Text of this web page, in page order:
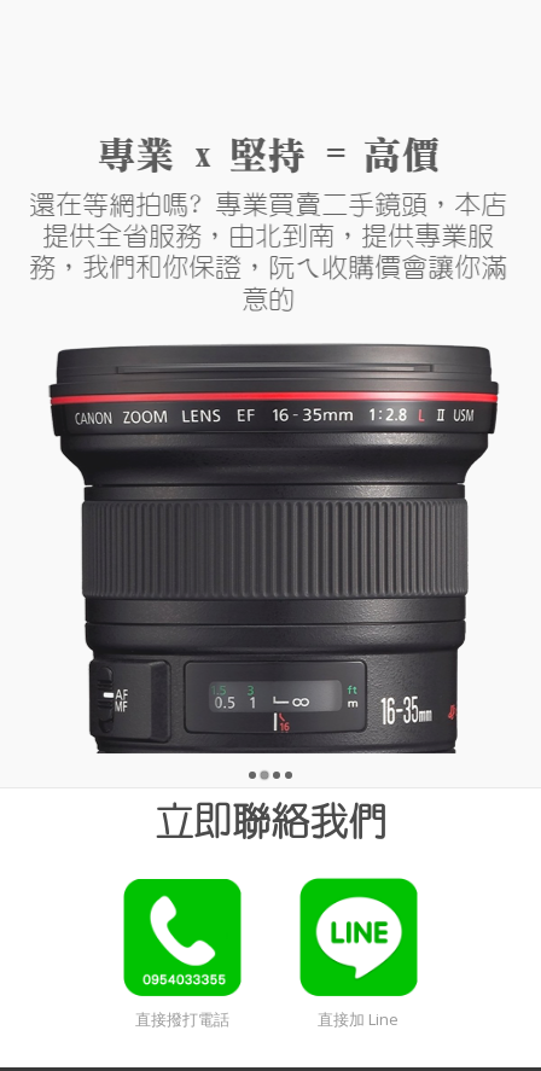
••••
專業 x 堅持 = 高價
還在等網拍嗎? 專業買賣二手鏡頭，本店
提供全省服務，由北到南，提供專業服
務，我們和你保證，阮ㄟ收購價會讓你滿
意的
立即聯絡我們
直接撥打電話 直接加 Line